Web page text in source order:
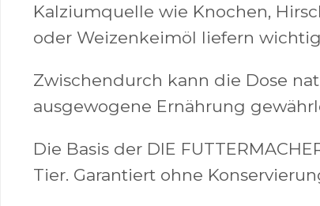
Kalziumquelle wie Knochen,
oder Weizenkeimöl liefern
Zwischendurch kann die Dose
ausgewogene Ernährung
Die Basis der DIE
Tier. Garantiert ohne